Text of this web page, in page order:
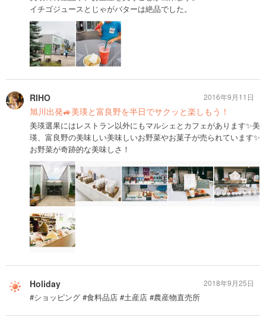
イチゴジュースとじゃがバターは絶品でした。
RIHO
旭川出発🚙美瑛と富良野を半日でサクッと楽しもう！
美瑛選果にはレストラン以外にもマルシェとカフェがあります✨美
瑛、富良野の美味しい美味しいお野菜やお菓子が売られています✨
お野菜が奇跡的な美味しさ！
2016年9月11日
Holiday
#ショッピング #食料品店 #土産店 #農産物直売所
2018年9月25日